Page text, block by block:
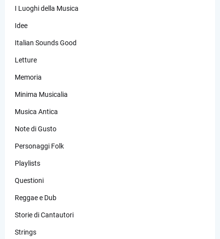
I Luoghi della Musica
Idee
Italian Sounds Good
Letture
Memoria
Minima Musicalia
Musica Antica
Note di Gusto
Personaggi Folk
Playlists
Questioni
Reggae e Dub
Storie di Cantautori
Strings